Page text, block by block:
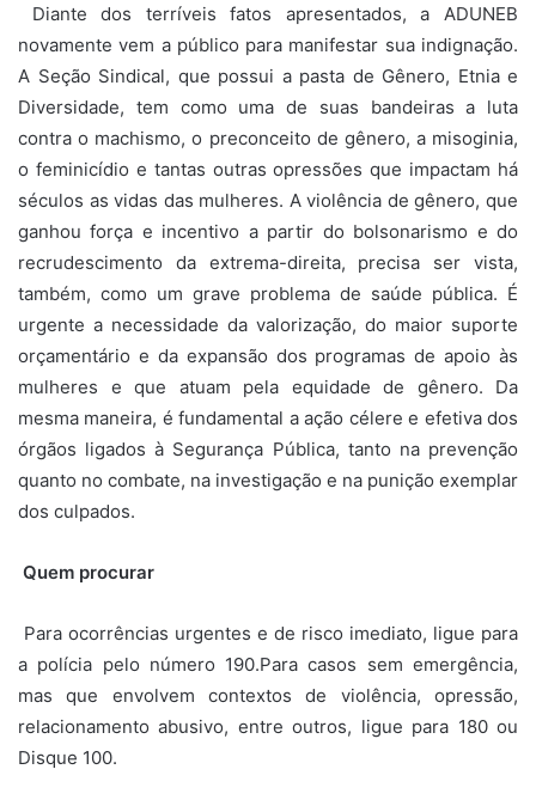
Diante dos terríveis fatos apresentados, a ADUNEB
novamente vem a público para manifestar sua indignação.
A Seção Sindical, que possui a pasta de Gênero, Etnia e
Diversidade, tem como uma de suas bandeiras a luta
contra o machismo, o preconceito de gênero, a misoginia,
o feminicídio e tantas outras opressões que impactam há
séculos as vidas das mulheres. A violência de gênero, que
ganhou força e incentivo a partir do bolsonarismo e do
recrudescimento da extrema-direita, precisa ser vista,
também, como um grave problema de saúde pública. É
urgente a necessidade da valorização, do maior suporte
orçamentário e da expansão dos programas de apoio às
mulheres e que atuam pela equidade de gênero. Da
mesma maneira, é fundamental a ação célere e efetiva dos
órgãos ligados à Segurança Pública, tanto na prevenção
quanto no combate, na investigação e na punição exemplar
dos culpados.
Quem procurar
Para ocorrências urgentes e de risco imediato, ligue para
a polícia pelo número 190.Para casos sem emergência,
mas que envolvem contextos de violência, opressão,
relacionamento abusivo, entre outros, ligue para 180 ou
Disque 100.